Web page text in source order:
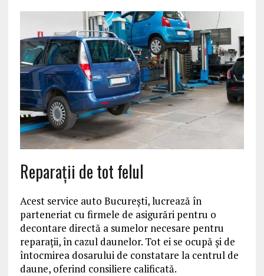
Reparaţii de tot felul
Acest service auto Bucureşti, lucrează în
parteneriat cu firmele de asigurări pentru o
decontare directă a sumelor necesare pentru
reparaţii, în cazul daunelor. Tot ei se ocupă şi de
întocmirea dosarului de constatare la centrul de
daune, oferind consiliere calificată.